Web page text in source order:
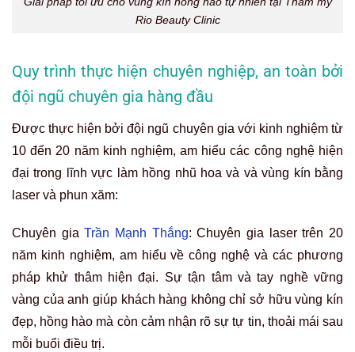
Rio Beauty Clinic
Quy trình thực hiện chuyên nghiệp, an toàn bởi
đội ngũ chuyên gia hàng đầu
Được thực hiện bởi đội ngũ chuyên gia với kinh nghiệm từ
10 đến 20 năm kinh nghiệm, am hiểu các công nghệ hiện
đại trong lĩnh vực làm hồng nhũ hoa và và vùng kín bằng
laser và phun xăm:
Chuyên giaTrần Mạnh Thắng: Chuyên gia laser trên 20
năm kinh nghiệm, am hiểu về công nghệ và các phương
pháp khử thâm hiện đại. Sự tận tâm và tay nghề vững
vàng của anh giúp khách hàng không chỉ sở hữu vùng kín
đẹp, hồng hào mà còn cảm nhận rõ sự tự tin, thoải mái sau
mỗi buổi điều trị.